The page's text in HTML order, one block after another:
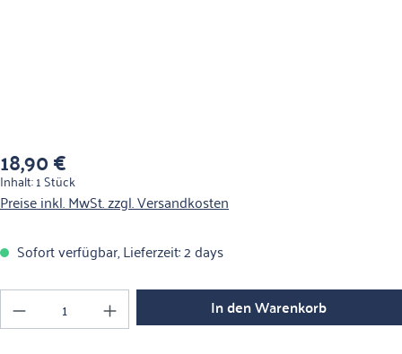
Regulärer Preis:
18,90 €
Inhalt:1 Stück
Preise inkl. MwSt. zzgl. Versandkosten
Sofort verfügbar, Lieferzeit: 2 days
Produkt Anzahl: Gib den gewünschten Wert
In den Warenkorb